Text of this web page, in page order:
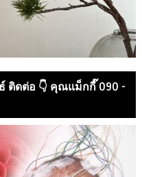
ติดต่อ 👇 คุณแม็กกี๊ 090 -